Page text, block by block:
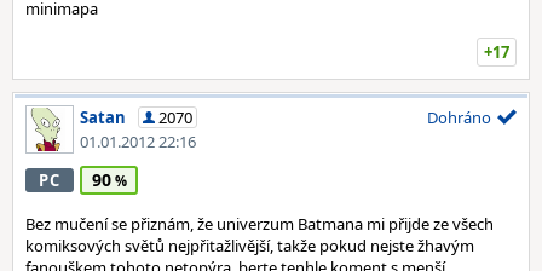
minimapa
+17
Satan
2070
01.01.2012 22:16
Dohráno
PC 90
Bez mučení se přiznám, že univerzum Batmana mi přijde ze všech
komiksových světů nejpřitažlivější, takže pokud nejste žhavým